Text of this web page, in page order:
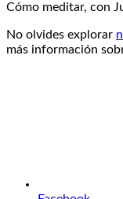
Cómo meditar, con
No olvides explorar
más información